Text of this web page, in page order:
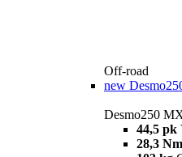
Off-road
new
Desmo250
44,5 pk
28,3 Nm